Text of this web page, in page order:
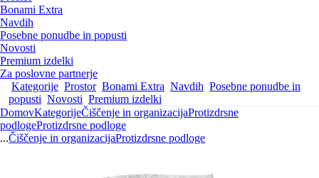
Bonami Extra
Navdih
Posebne ponudbe in popusti
Novosti
Premium izdelki
Za poslovne partnerje
Kategorije Prostor Bonami Extra Navdih Posebne ponudbe in
popusti Novosti Premium izdelki
DomovKategorijeČiščenje in organizacijaProtizdrsne
podlogeProtizdrsne podloge
...Čiščenje in organizacijaProtizdrsne podloge